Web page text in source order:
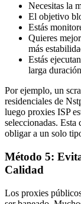
Necesitas la
El objetivo
Estás
Quieres
más
Estás
larga
Por ejemplo, un
residenciales de
luego proxies ISP
seleccionadas.
obligar a un solo
Método 5:
Calidad
Los proxies